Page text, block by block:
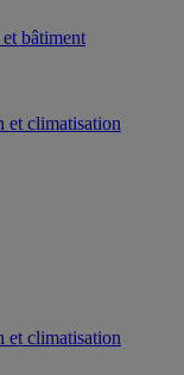
bâtiment
et climatisation
et climatisation